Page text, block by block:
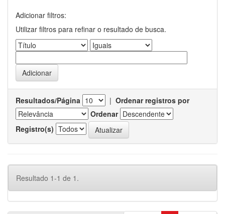
Adicionar filtros:
Utilizar filtros para refinar o resultado de busca.
Resultados/Página | Ordenar registros por
Ordenar
Registro(s)
Resultado 1-1 de 1.